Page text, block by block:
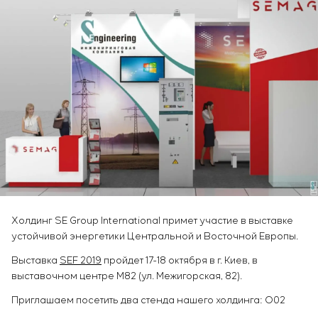
Аутсорсинг
Консалтинговые услуги
Индивидуальная разработка и испытания
щитового оборудования
Разработка математических моделей объектов
управления
Разработка специальных алгоритмов
Разработка систем управления
Энергоаудит
Холдинг SE Group International примет участие в выставке
устойчивой энергетики Центральной и Восточной Европы.
Выставка SEF 2019 пройдет 17-18 октября в г. Киев, в
выставочном центре М82 (ул. Межигорская, 82).
Приглашаем посетить два стенда нашего холдинга: О02